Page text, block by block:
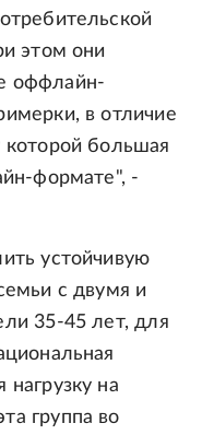
этом они
оффлайн-
в отличие
большая
формате", -
устойчивую
с двумя и
35-45 лет, для
на
группа во